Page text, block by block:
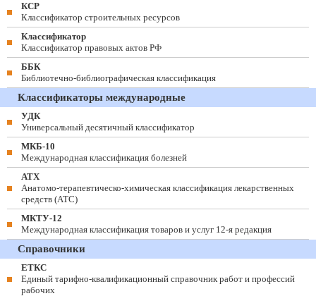
КСР
Классификатор строительных ресурсов
Классификатор
Классификатор правовых актов РФ
ББК
Библиотечно-библиографическая классификация
Классификаторы международные
УДК
Универсальный десятичный классификатор
МКБ-10
Международная классификация болезней
АТХ
Анатомо-терапевтическо-химическая классификация лекарственных
средств (ATC)
МКТУ-12
Международная классификация товаров и услуг 12-я редакция
Справочники
ЕТКС
Единый тарифно-квалификационный справочник работ и профессий
рабочих